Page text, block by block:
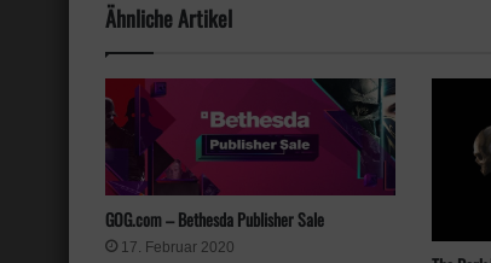
Ähnliche Artikel
GOG.com – Bethesda Publisher Sale
17. Februar 2020